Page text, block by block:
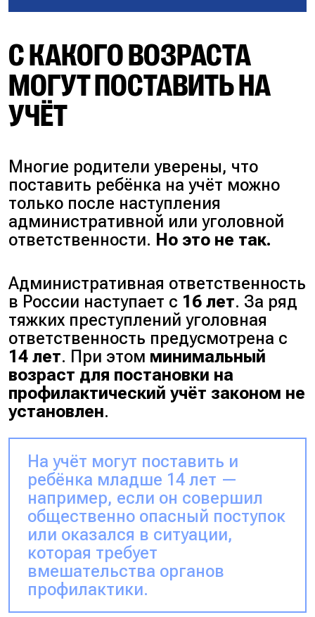
С КАКОГО ВОЗРАСТА
МОГУТ ПОСТАВИТЬ НА
УЧЁТ
Многие родители уверены, что
поставить ребёнка на учёт можно
только после наступления
административной или уголовной
ответственности. Но это не так.
Административная ответственность
в России наступает с 16 лет. За ряд
тяжких преступлений уголовная
ответственность предусмотрена с
14 лет. При этом минимальный
возраст для постановки на
профилактический учёт законом не
установлен.
На учёт могут поставить и
ребёнка младше 14 лет —
например, если он совершил
общественно опасный поступок
или оказался в ситуации,
которая требует
вмешательства органов
профилактики.